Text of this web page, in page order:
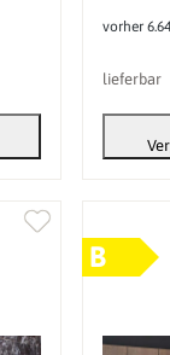
vorher
lieferbar
B